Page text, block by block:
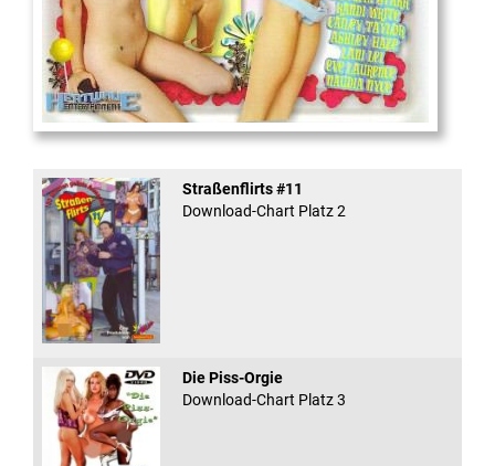
And Confused #8 - ...
Straßenflirts #11
Download-Chart Platz 2
Die Piss-Orgie
Download-Chart Platz 3